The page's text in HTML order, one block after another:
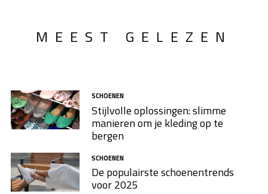
MEEST GELEZEN
SCHOENEN
Stijlvolle oplossingen: slimme
manieren om je kleding op te
bergen
SCHOENEN
De populairste schoenentrends
voor 2025